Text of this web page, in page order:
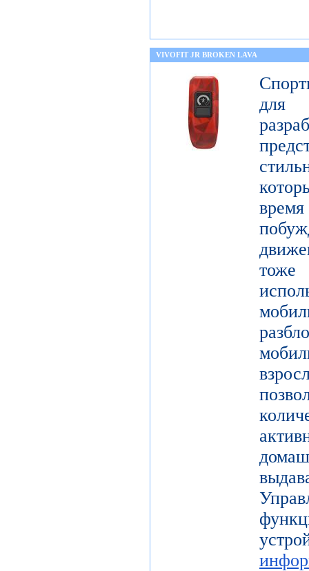
VIVOFIT JR BROKEN LAVA
для
тоже